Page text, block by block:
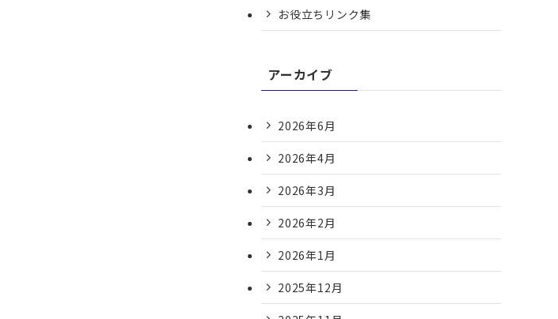
お役立ちリンク集
アーカイブ
2026年6月
2026年4月
2026年3月
2026年2月
2026年1月
2025年12月